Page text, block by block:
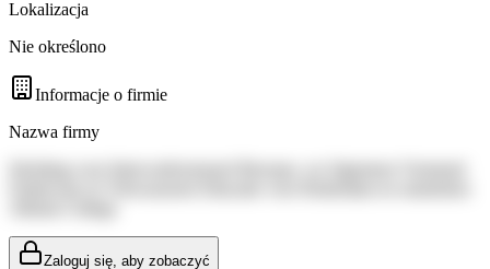
Lokalizacja
Nie określono
Informacje o firmie
Nazwa firmy
Zaloguj się, aby zobaczyć